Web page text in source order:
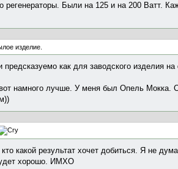
регенераторы. Были на 125 и на 200 Ватт.
изделие.
предсказуемо как для заводского изделия
намного лучше. У меня был Опель Мокка.
какой результат хочет добиться. Я не
хорошо. ИМХО